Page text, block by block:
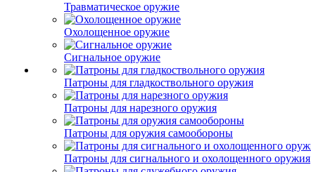
Травматическое оружие
Охолощенное оружие
Сигнальное оружие
Патроны для гладкоствольного оружия
Патроны для нарезного оружия
Патроны для оружия самообороны
Патроны для сигнального и охолощенного оружия